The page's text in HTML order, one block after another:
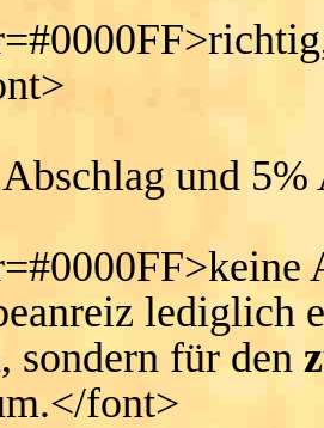
und
lediglich
sondern für den
font>